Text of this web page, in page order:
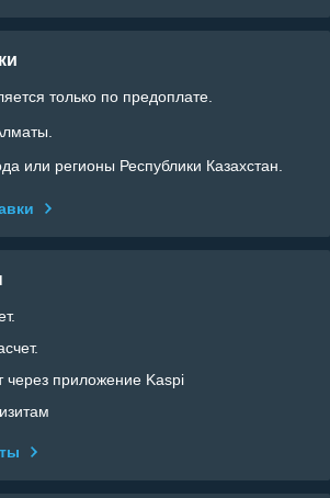
только по предоплате.
или регионы Республики Казахстан.
через приложение Kaspi